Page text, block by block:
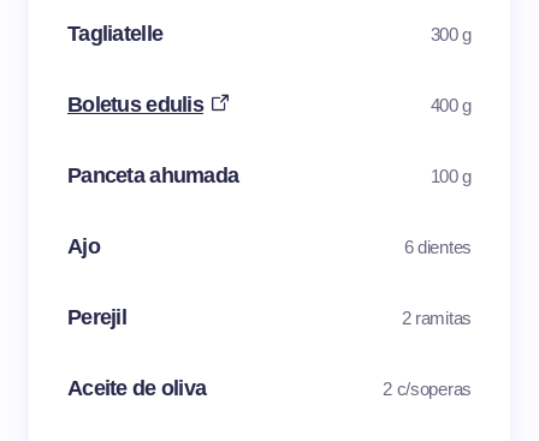
Tagliatelle 300 g
Boletus edulis 400 g
Panceta ahumada 100 g
Ajo 6 dientes
Perejil 2 ramitas
Aceite de oliva 2 c/soperas